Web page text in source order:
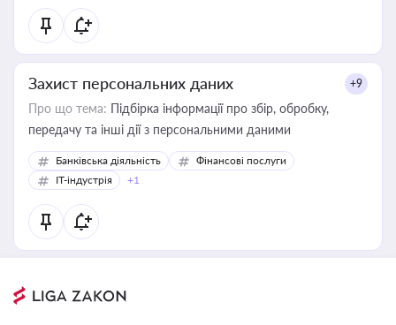
Захист персональних даних +9
Про що тема: Підбірка інформації про збір, обробку,
передачу та інші дії з персональними даними
Банківська діяльність
Фінансові послуги
IT-індустрія
+1